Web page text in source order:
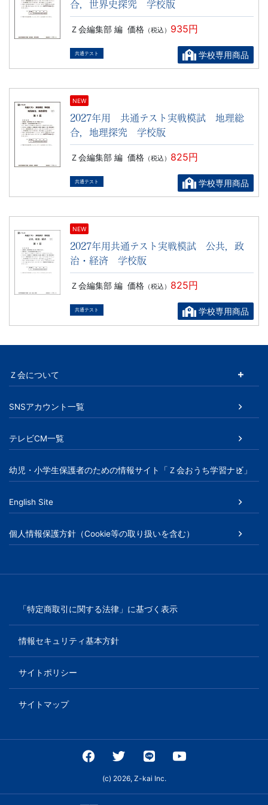
合，世界史探究 学校版
Ｚ会編集部 編 価格（税込） 935円
共通テスト 学校専用商品
NEW
2027年用 共通テスト実戦模試 地理総
合，地理探究 学校版
Ｚ会編集部 編 価格（税込） 825円
共通テスト 学校専用商品
NEW
2027年用共通テスト実戦模試 公共，政
治・経済 学校版
Ｚ会編集部 編 価格（税込） 825円
共通テスト 学校専用商品
Ｚ会について
SNSアカウント一覧
テレビCM一覧
幼児・小学生保護者のための情報サイト「Ｚ会おうち学習ナビ」
English Site
個人情報保護方針（Cookie等の取り扱いを含む）
「特定商取引に関する法律」に基づく表示
情報セキュリティ基本方針
サイトポリシー
サイトマップ
(c) 2026, Z-kai Inc.